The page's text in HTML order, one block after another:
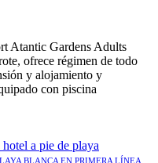
Atantic Gardens Adults
ofrece régimen de todo
y alojamiento y
con piscina
BLANCA EN PRIMERA LÍNEA